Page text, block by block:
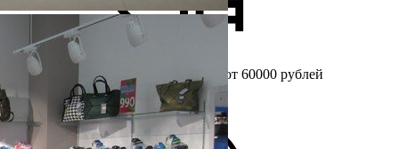
Бесплатный замер при заказе от 60000 рублей